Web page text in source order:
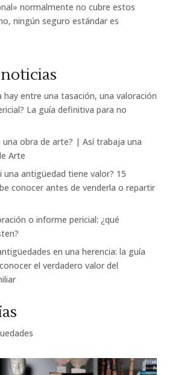
normalmente no cubre estos
ningún seguro estándar es
hay entre una tasación, una valoración
La guía definitiva para no
una obra de arte? | Así trabaja una
Arte
una antigüedad tiene valor? 15
conocer antes de venderla o repartir
o informe pericial: ¿qué
en una herencia: la guía
el verdadero valor del